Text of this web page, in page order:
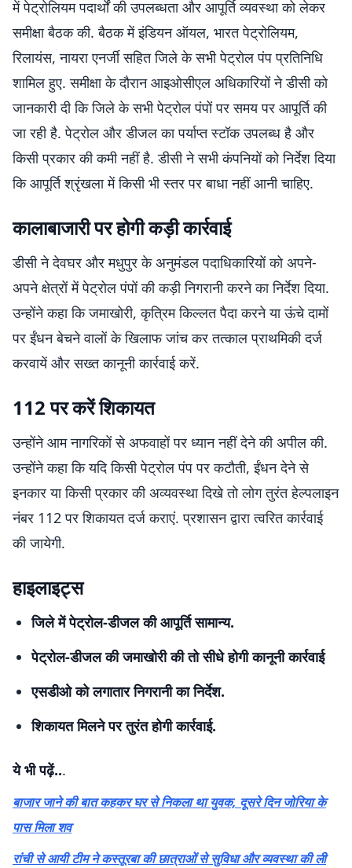
में पेट्रोलियम पदार्थों की उपलब्धता और आपूर्ति व्यवस्था को लेकर
समीक्षा बैठक की. बैठक में इंडियन ऑयल, भारत पेट्रोलियम,
रिलायंस, नायरा एनर्जी सहित जिले के सभी पेट्रोल पंप प्रतिनिधि
शामिल हुए. समीक्षा के दौरान आइओसीएल अधिकारियों ने डीसी को
जानकारी दी कि जिले के सभी पेट्रोल पंपों पर समय पर आपूर्ति की
जा रही है. पेट्रोल और डीजल का पर्याप्त स्टॉक उपलब्ध है और
किसी प्रकार की कमी नहीं है. डीसी ने सभी कंपनियों को निर्देश दिया
कि आपूर्ति श्रृंखला में किसी भी स्तर पर बाधा नहीं आनी चाहिए.
कालाबाजारी पर होगी कड़ी कार्रवाई
डीसी ने देवघर और मधुपुर के अनुमंडल पदाधिकारियों को अपने-
अपने क्षेत्रों में पेट्रोल पंपों की कड़ी निगरानी करने का निर्देश दिया.
उन्होंने कहा कि जमाखोरी, कृत्रिम किल्लत पैदा करने या ऊंचे दामों
पर ईंधन बेचने वालों के खिलाफ जांच कर तत्काल प्राथमिकी दर्ज
करवायें और सख्त कानूनी कार्रवाई करें.
112 पर करें शिकायत
उन्होंने आम नागरिकों से अफवाहों पर ध्यान नहीं देने की अपील की.
उन्होंने कहा कि यदि किसी पेट्रोल पंप पर कटौती, ईंधन देने से
इनकार या किसी प्रकार की अव्यवस्था दिखे तो लोग तुरंत हेल्पलाइन
नंबर 112 पर शिकायत दर्ज कराएं. प्रशासन द्वारा त्वरित कार्रवाई
की जायेगी.
हाइलाइट्स
जिले में पेट्रोल-डीजल की आपूर्ति सामान्य.
पेट्रोल-डीजल की जमाखोरी की तो सीधे होगी कानूनी कार्रवाई
एसडीओ को लगातार निगरानी का निर्देश.
शिकायत मिलने पर तुरंत होगी कार्रवाई.
ये भी पढ़ें...
बाजार जाने की बात कहकर घर से निकला था युवक, दूसरे दिन जोरिया के
पास मिला शव
रांची से आयी टीम ने कस्तूरबा की छात्राओं से सुविधा और व्यवस्था की ली